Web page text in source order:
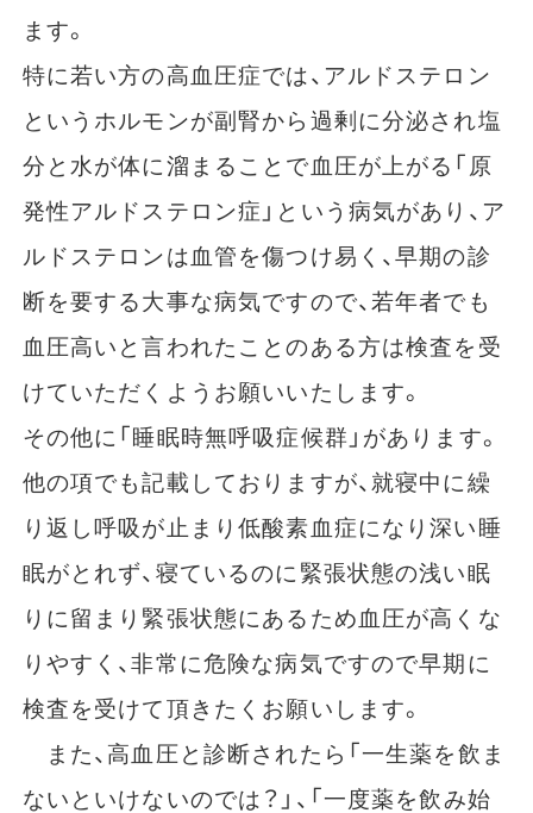
ます。
特に若い方の高血圧症では、アルドステロン
というホルモンが副腎から過剰に分泌され塩
分と水が体に溜まることで血圧が上がる「原
発性アルドステロン症」という病気があり、ア
ルドステロンは血管を傷つけ易く、早期の診
断を要する大事な病気ですので、若年者でも
血圧高いと言われたことのある方は検査を受
けていただくようお願いいたします。
その他に「睡眠時無呼吸症候群」があります。
他の項でも記載しておりますが、就寝中に繰
り返し呼吸が止まり低酸素血症になり深い睡
眠がとれず、寝ているのに緊張状態の浅い眠
りに留まり緊張状態にあるため血圧が高くな
りやすく、非常に危険な病気ですので早期に
検査を受けて頂きたくお願いします。
また、高血圧と診断されたら「一生薬を飲ま
ないといけないのでは？」、「一度薬を飲み始